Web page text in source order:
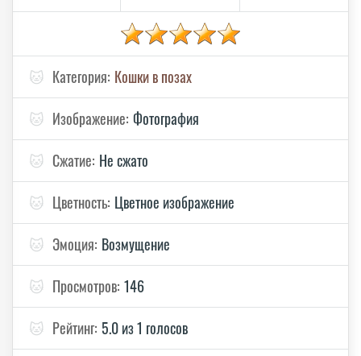
🐱 Категория: Кошки в позах
🐱 Изображение: Фотография
🐱 Сжатие: Не сжато
🐱 Цветность: Цветное изображение
🐱 Эмоция: Возмущение
🐱 Просмотров: 146
🐱 Рейтинг: 5.0 из 1 голосов